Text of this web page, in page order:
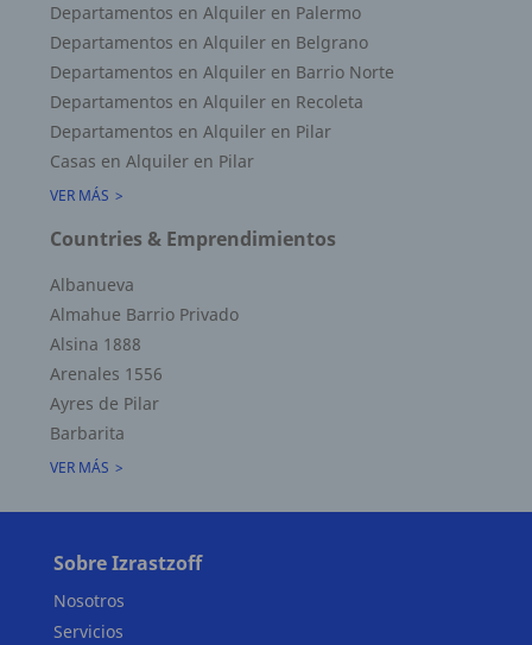
Superficie Terreno 0.00 M2
Superficie total del inmueble 30.00 M2
Semicubierta 0.00 M2
Departamentos en Alquiler en Palermo
Departamentos en Alquiler en Belgrano
Departamentos en Alquiler en Barrio Norte
Departamentos en Alquiler en Recoleta
Departamentos en Alquiler en Pilar
Casas en Alquiler en Pilar
VER MÁS
Countries & Emprendimientos
Albanueva
Almahue Barrio Privado
Alsina 1888
Arenales 1556
Ayres de Pilar
Barbarita
VER MÁS
Sobre Izrastzoff
Nosotros
Servicios